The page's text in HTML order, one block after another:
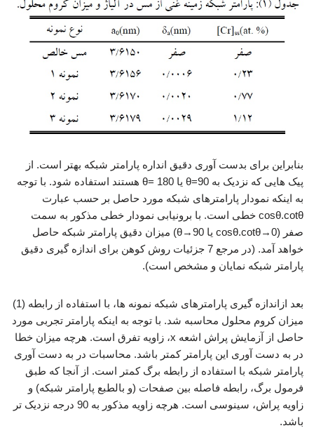
بنابراین برای بدست آوری دقیق انداره پارامتر شبکه بهتر است. از
پیک هایی که نزدیک به 90=θ یا 180 =θ هستند استفاده شود. با توجه
به اینکه نمودار پارامترهای شبکه مورد حاصل بر حسب عبارت
cosθ.cotθ خطی است. با برونیابی نمودار خطی مذکور به سمت
صفر (0→cosθ.cotθ یا 90→θ) میزان دقیق پارامتر شبکه حاصل
خواهد آمد. (در مرجع 7 جزئیات روش کوهن برای اندازه گیری دقیق
پارامتر شبکه نمایان و مشخص است).
بعد ازاندازه گیری پارامترهای شبکه نمونه ها، با استفاده از رابطه (1)
میزان کروم محلول محاسبه شد. با توجه به اینکه پارامتر تجربی مورد
حاصل از آزمایش پراش اشعه x، زاویه تفرق است. هرچه میزان خطا
در به دست آوری این پارامتر کمتر باشد. محاسبات در به دست آوری
پارامتر شبکه با استفاده از رابطه برگ کمتر است. از آنجا که طبق
فرمول برگ، رابطه فاصله بین صفحات (و بالطبع پارامتر شبکه) و
زاویه پراش، سینوسی است. هرچه زاویه مذکور به 90 درجه نزدیک تر
باشد.